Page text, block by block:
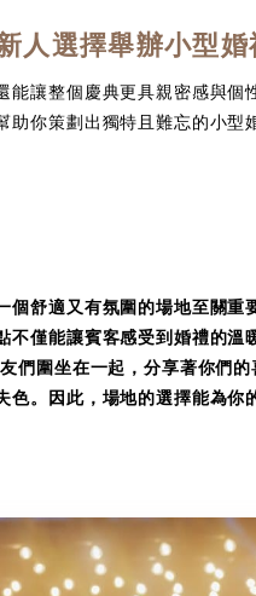
人選擇舉辦小型婚
讓整個慶典更具親密感與個
你策劃出獨特且難忘的小型
舒適又有氛圍的場地至關重
僅能讓賓客感受到婚禮的溫
們圍坐在一起，分享著你們
。因此，場地的選擇能為你